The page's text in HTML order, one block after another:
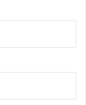
eksikliğin
arasında
büyük